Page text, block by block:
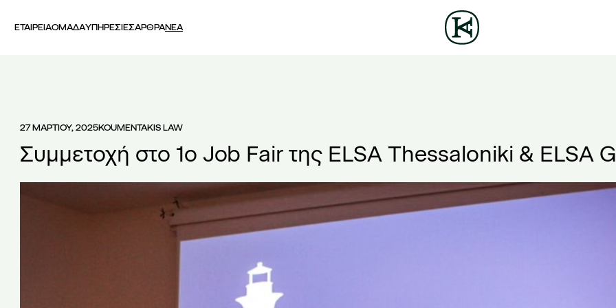
ΕΤΑΙΡΕΙΑΟΜΑΔΑΥΠΗΡΕΣΙΕΣΑΡΘΡΑΝΕΑ
27 ΜΑΡΤΙΟΥ, 2025KOUMENTAKIS LAW
Συμμετοχή στο 1ο Job Fair της ELSA Thessaloniki & ELSA